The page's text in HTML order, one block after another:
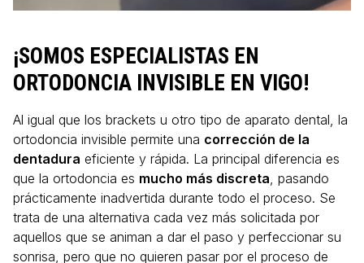
¡SOMOS ESPECIALISTAS EN
ORTODONCIA INVISIBLE EN VIGO!
Al igual que los brackets u otro tipo de aparato dental, la
ortodoncia invisible permite una corrección de la
dentadura eficiente y rápida. La principal diferencia es
que la ortodoncia es mucho más discreta, pasando
prácticamente inadvertida durante todo el proceso. Se
trata de una alternativa cada vez más solicitada por
aquellos que se animan a dar el paso y perfeccionar su
sonrisa, pero que no quieren pasar por el proceso de